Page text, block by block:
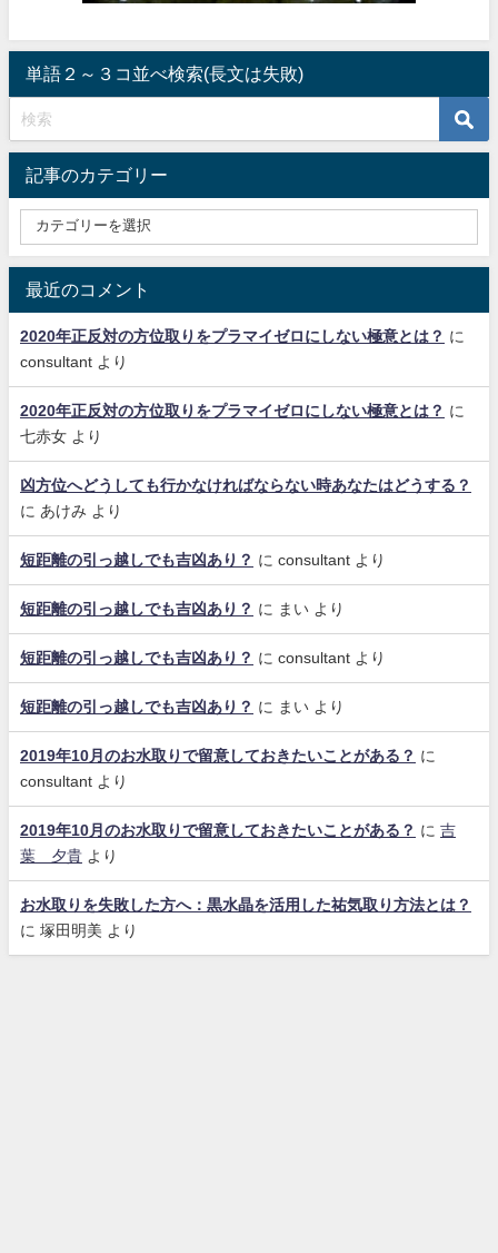
単語２～３コ並べ検索(長文は失敗)
記事のカテゴリー
最近のコメント
2020年正反対の方位取りをプラマイゼロにしない極意とは？ に
consultant より
2020年正反対の方位取りをプラマイゼロにしない極意とは？ に
七赤女 より
凶方位へどうしても行かなければならない時あなたはどうする？
に あけみ より
短距離の引っ越しでも吉凶あり？ に consultant より
短距離の引っ越しでも吉凶あり？ に まい より
短距離の引っ越しでも吉凶あり？ に consultant より
短距離の引っ越しでも吉凶あり？ に まい より
2019年10月のお水取りで留意しておきたいことがある？ に
consultant より
2019年10月のお水取りで留意しておきたいことがある？ に 吉
葉 夕貴 より
お水取りを失敗した方へ：黒水晶を活用した祐気取り方法とは？
に 塚田明美 より